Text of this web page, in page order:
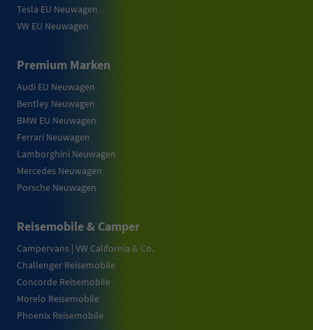
Tesla EU Neuwagen
VW EU Neuwagen
Premium Marken
Audi EU Neuwagen
Bentley Neuwagen
BMW EU Neuwagen
Ferrari Neuwagen
Lamborghini Neuwagen
Mercedes Neuwagen
Porsche Neuwagen
Reisemobile & Camper
Campervans | VW California & Co.
Challenger Reisemobile
Concorde Reisemobile
Morelo Reisemobile
Phoenix Reisemobile